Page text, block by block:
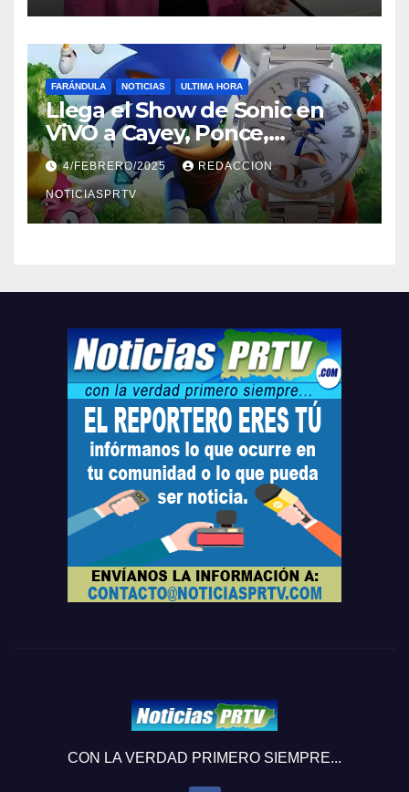
FARÁNDULA NOTICIAS ULTIMA HORA
Llega el Show de Sonic en
ViVO a Cayey, Ponce,
Barceloneta y Humacao,
Relojes gratis para el que
compre ahora….
4/FEBRERO/2025 REDACCION
NOTICIASPRTV
CON LA VERDAD PRIMERO SIEMPRE...